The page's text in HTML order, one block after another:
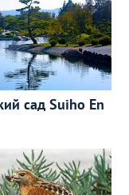
сад Suiho En